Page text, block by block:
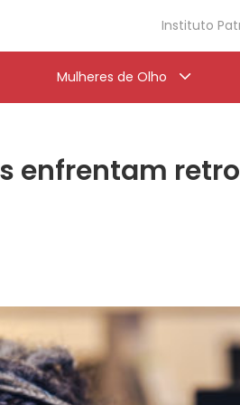
Instituto
Mulheres de Olho
enfrentam